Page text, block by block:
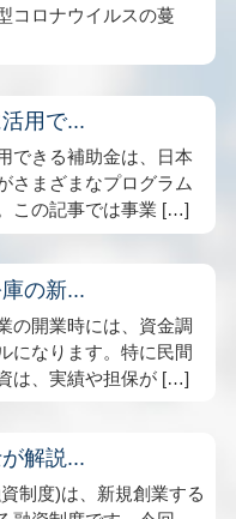
コロナウイルスの蔓
用で...
できる補助金は、日本
さまざまなプログラム
この記事では事業 […]
の新...
の開業時には、資金調
になります。特に民間
は、実績や担保が […]
が解説...
制度)は、新規創業する